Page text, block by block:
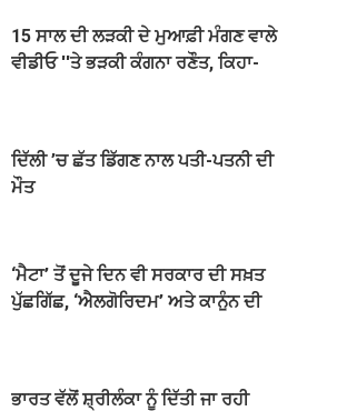
15 ਸਾਲ ਦੀ ਲੜਕੀ ਦੇ ਮੁਆਫ਼ੀ ਮੰਗਣ ਵਾਲੇ
ਵੀਡੀਓ ''ਤੇ ਭੜਕੀ ਕੰਗਨਾ ਰਣੌਤ, ਕਿਹਾ-
ਦਿੱਲੀ ’ਚ ਛੱਤ ਡਿੱਗਣ ਨਾਲ ਪਤੀ-ਪਤਨੀ ਦੀ
ਮੌਤ
‘ਮੈਟਾ’ ਤੋਂ ਦੂਜੇ ਦਿਨ ਵੀ ਸਰਕਾਰ ਦੀ ਸਖ਼ਤ
ਪੁੱਛਗਿੱਛ, ‘ਐਲਗੋਰਿਦਮ’ ਅਤੇ ਕਾਨੂੰਨ ਦੀ
ਭਾਰਤ ਵੱਲੋਂ ਸ਼੍ਰੀਲੰਕਾ ਨੂੰ ਦਿੱਤੀ ਜਾ ਰਹੀ